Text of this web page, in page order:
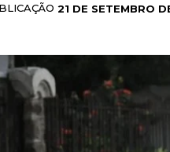
21 DE SETEMBRO